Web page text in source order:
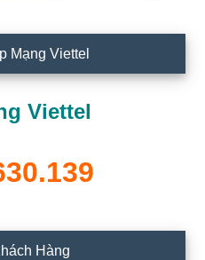
Mạng Viettel
Viettel
Hàng